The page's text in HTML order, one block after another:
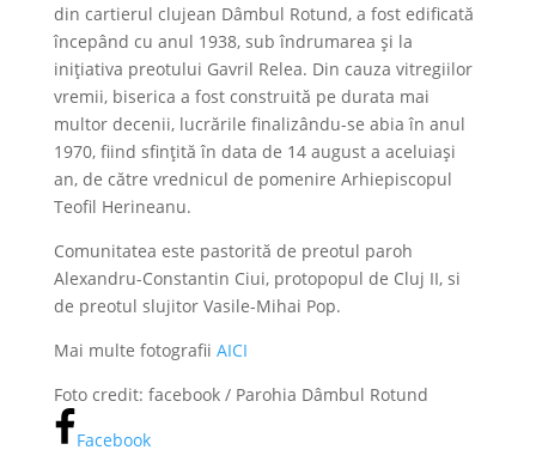
din cartierul clujean Dâmbul Rotund, a fost edificată
începând cu anul 1938, sub îndrumarea și la
inițiativa preotului Gavril Relea. Din cauza vitregiilor
vremii, biserica a fost construită pe durata mai
multor decenii, lucrările finalizându-se abia în anul
1970, fiind sfințită în data de 14 august a aceluiași
an, de către vrednicul de pomenire Arhiepiscopul
Teofil Herineanu.
Comunitatea este pastorită de preotul paroh
Alexandru-Constantin Ciui, protopopul de Cluj II, si
de preotul slujitor Vasile-Mihai Pop.
Mai multe fotografii AICI
Foto credit: facebook / Parohia Dâmbul Rotund
Facebook